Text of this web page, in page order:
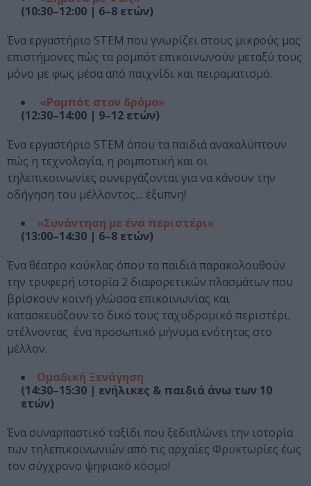
(10:30–12:00 | 6–8 ετών)
Ένα εργαστήριο STEM που γνωρίζει στους μικρούς μας
επιστήμονες πώς τα ρομπότ επικοινωνούν μεταξύ τους
μόνο με φως μέσα από παιχνίδι και πειραματισμό.
«Ρομπότ στον δρόμο»
(12:30–14:00 | 9–12 ετών)
Ένα εργαστήριο STEM όπου τα παιδιά ανακαλύπτουν
πώς η τεχνολογία, η ρομποτική και οι
τηλεπικοινωνίες συνεργάζονται για να κάνουν την
οδήγηση του μέλλοντος… έξυπνη!
«Συνάντηση με ένα περιστέρι»
(13:00–14:30 | 6–8 ετών)
Ένα θέατρο κούκλας όπου τα παιδιά παρακολουθούν
την τρυφερή ιστορία 2 διαφορετικών πλασμάτων που
βρίσκουν κοινή γλώσσα επικοινωνίας και
κατασκευάζουν το δικό τους ταχυδρομικό περιστέρι,
στέλνοντας ένα προσωπικό μήνυμα ενότητας στο
μέλλον.
Ομαδική Ξενάγηση
(14:30–15:30 | ενήλικες & παιδιά άνω των 10
ετών)
Ένα συναρπαστικό ταξίδι που ξεδιπλώνει την ιστορία
των τηλεπικοινωνιών από τις αρχαίες Φρυκτωρίες έως
τον σύγχρονο ψηφιακό κόσμο!